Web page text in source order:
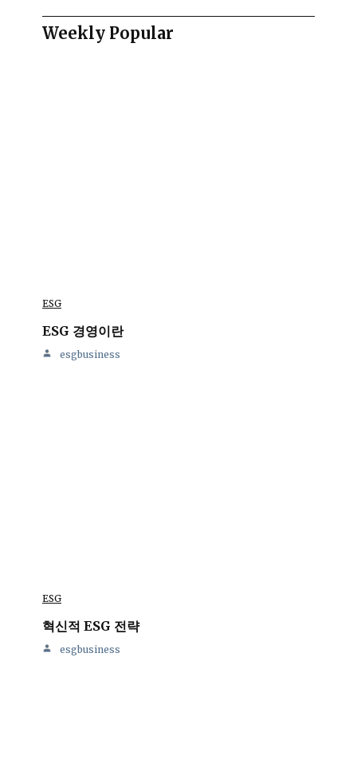
Weekly Popular
ESG
ESG 경영이란
esgbusiness
ESG
혁신적 ESG 전략
esgbusiness